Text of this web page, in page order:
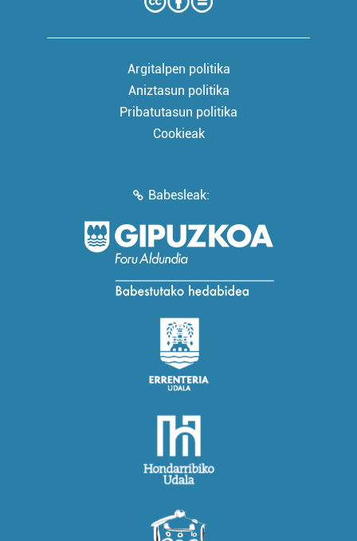
Argitalpen politika
Aniztasun politika
Pribatutasun politika
Cookieak
Babesleak: